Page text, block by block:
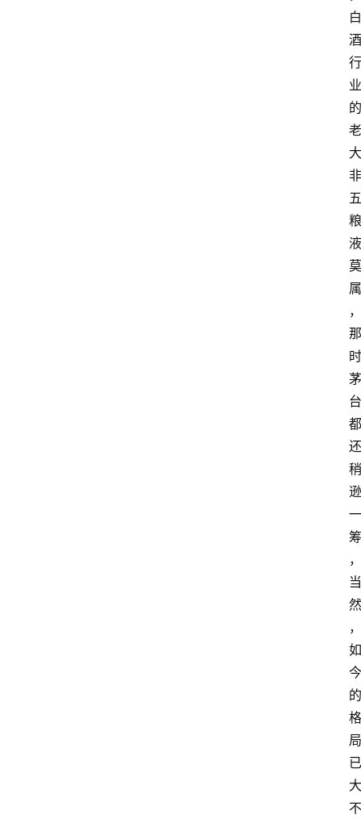
白
酒
行
业
的
老
大
非
五
粮
液
莫
属
，
那
时
茅
台
都
还
稍
逊
一
筹
，
当
然
，
如
今
的
格
局
已
大
不